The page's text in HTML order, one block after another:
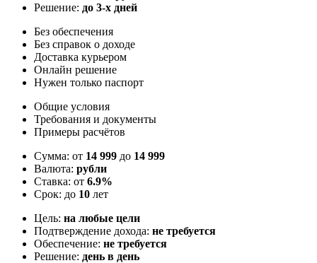
Решение: до 3-х дней
Без обеспечения
Без справок о доходе
Доставка курьером
Онлайн решение
Нужен только паспорт
Общие условия
Требования и документы
Примеры расчётов
Сумма: от 14 999 до 14 999
Валюта: рубли
Ставка: от 6.9%
Срок: до 10 лет
Цель: на любые цели
Подтверждение дохода: не требуется
Обеспечение: не требуется
Решение: день в день